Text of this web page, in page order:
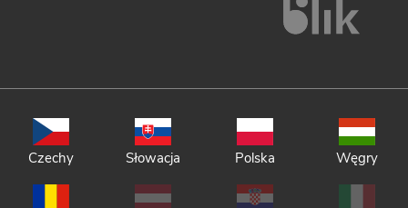
Czechy Słowacja Polska Węgry